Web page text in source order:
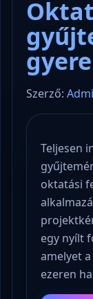
Szerző:
Teljesen
oktatási
egy nyílt
amelyet
ezeren